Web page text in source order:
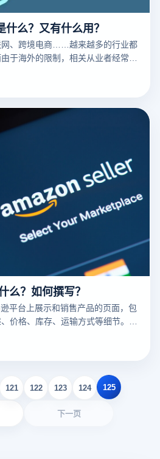
么？又有什么用？
网、跨境电商……越来越多的行业都
于海外的限制，相关从业者经常要
同的IP，这时候便要用到指纹浏览
纹浏览器之前，我们需要知道什么
？如何撰写？
平台上展示和销售产品的页面，包
价格、库存、运输方式等细节。一
引更多的潜在买家，增加销量。以
马逊Listing包括什么？如何撰写？
121 122 123 124 125
下一页